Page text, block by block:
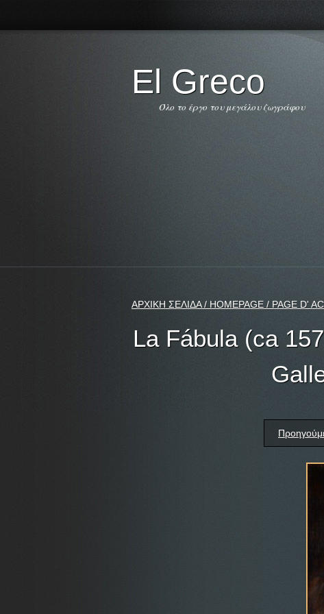
El Greco
Όλο το έργο του μεγάλου ζωγράφου
ΑΡΧΙΚΗ ΣΕΛΙΔΑ / HOMEPAGE / PAGE D'
La Fábula (ca